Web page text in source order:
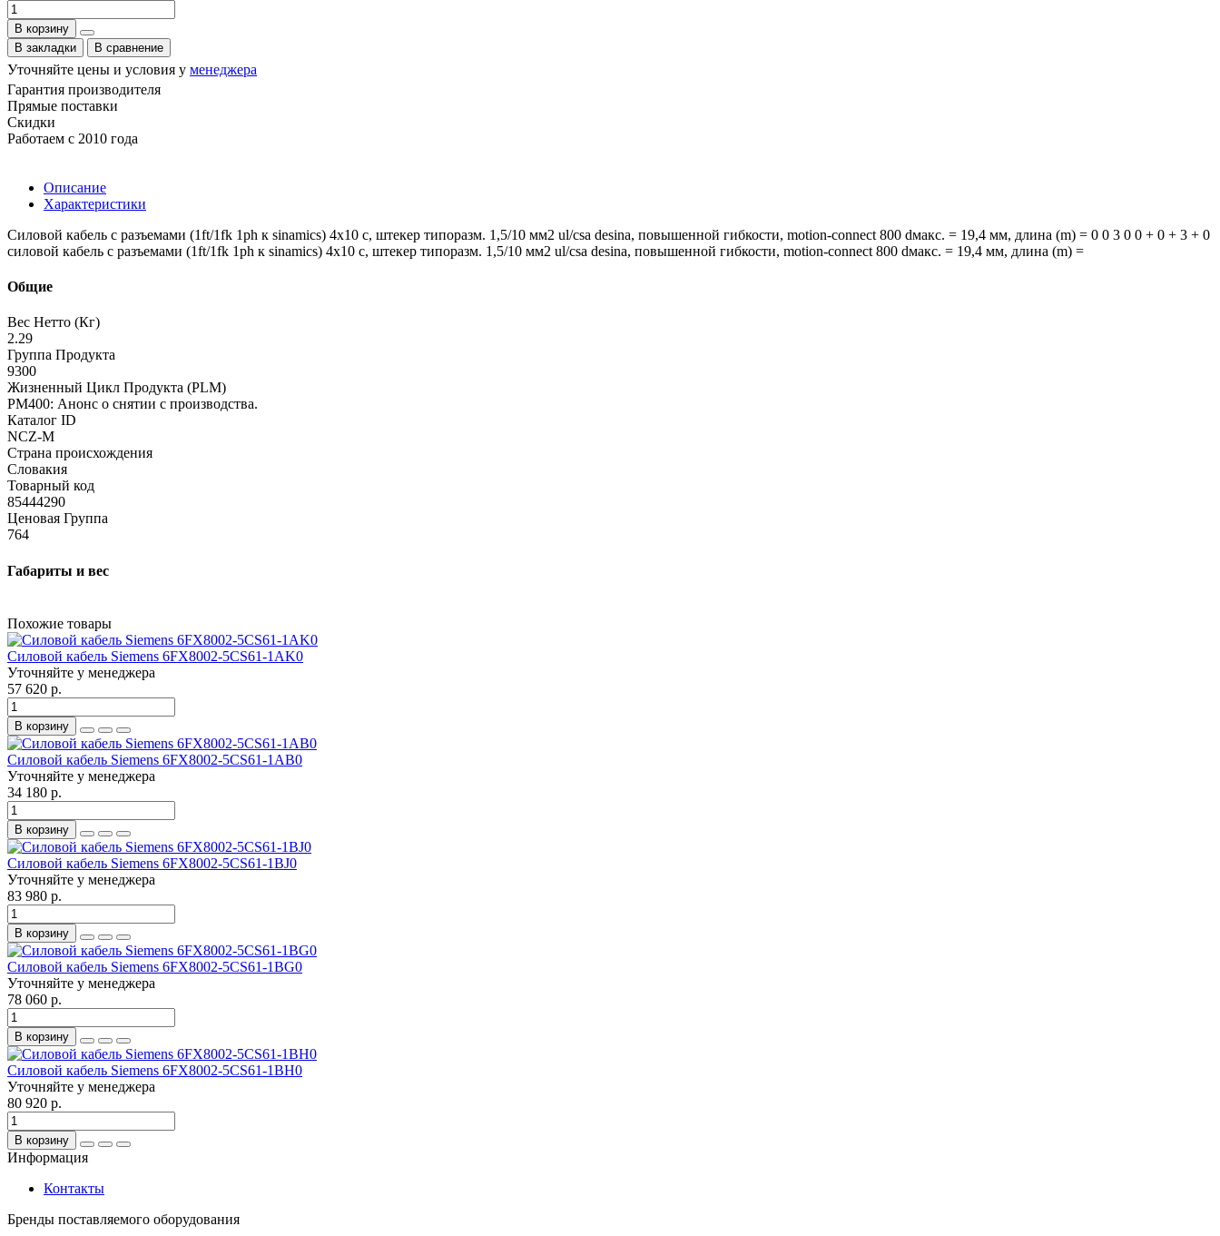
В корзину
В закладки
В сравнение
Уточняйте цены и условия у менеджера
Гарантия производителя
Прямые поставки
Скидки
Работаем с 2010 года
Описание
Характеристики
Силовой кабель с разъемами (1ft/1fk 1ph к sinamics) 4x10 c, штекер типоразм. 1,5/10 мм2 ul/csa desina, повышенной гибкости, motion-connect 800 dмакс. = 19,4 мм, длина (m) = 0 0 3 0 0 + 0 + 3 + 0
силовой кабель с разъемами (1ft/1fk 1ph к sinamics) 4x10 c, штекер типоразм. 1,5/10 мм2 ul/csa desina, повышенной гибкости, motion-connect 800 dмакс. = 19,4 мм, длина (m) =
Общие
Вес Нетто (Кг)
2.29
Группа Продукта
9300
Жизненный Цикл Продукта (PLM)
PM400: Анонс о снятии с производства.
Каталог ID
NCZ-M
Страна происхождения
Словакия
Товарный код
85444290
Ценовая Группа
764
Габариты и вес
Похожие товары
Силовой кабель Siemens 6FX8002-5CS61-1AK0
Уточняйте у менеджера
57 620 р.
В корзину
Силовой кабель Siemens 6FX8002-5CS61-1AB0
Уточняйте у менеджера
34 180 р.
В корзину
Силовой кабель Siemens 6FX8002-5CS61-1BJ0
Уточняйте у менеджера
83 980 р.
В корзину
Силовой кабель Siemens 6FX8002-5CS61-1BG0
Уточняйте у менеджера
78 060 р.
В корзину
Силовой кабель Siemens 6FX8002-5CS61-1BH0
Уточняйте у менеджера
80 920 р.
В корзину
Информация
Контакты
Бренды поставляемого оборудования